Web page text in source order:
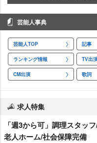
芸能人事典
芸能人TOP 記事
ランキング情報 TV出
CM出演 歌詞
求人特集
「週3から可」調理スタッ
老人ホーム/社会保障完備